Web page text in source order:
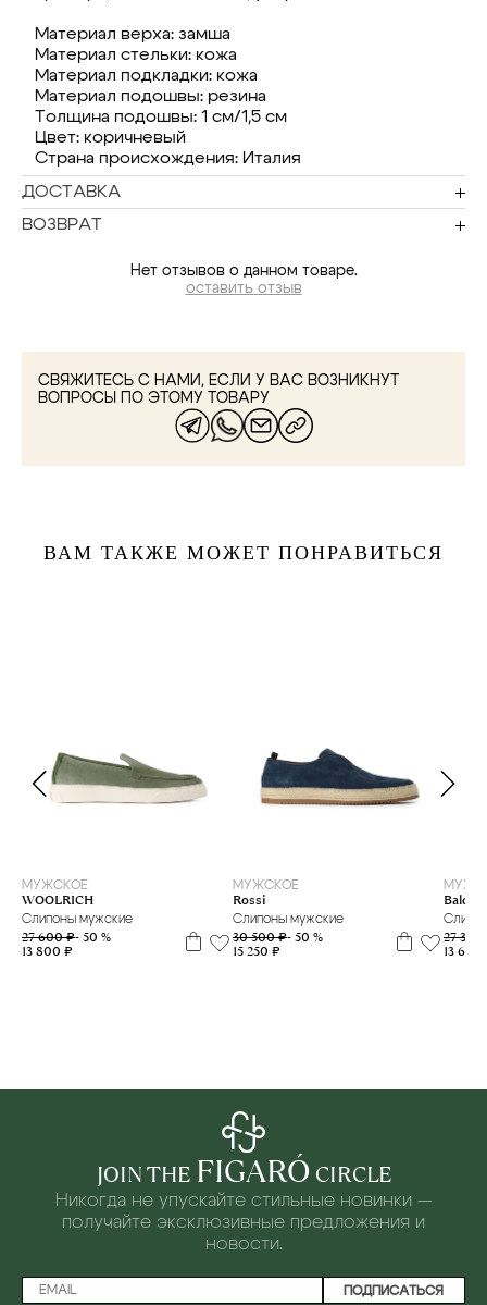
Материал верха: замша
Материал стельки: кожа
Материал подкладки: кожа
Материал подошвы: резина
Толщина подошвы: 1 см/1,5 см
Цвет: коричневый
Страна происхождения: Италия
ДОСТАВКА
ВОЗВРАТ
Нет отзывов о данном товаре.
оставить отзыв
СВЯЖИТЕСЬ С НАМИ, ЕСЛИ У ВАС ВОЗНИКНУТ
ВОПРОСЫ ПО ЭТОМУ ТОВАРУ
ВАМ ТАКЖЕ МОЖЕТ ПОНРАВИТЬСЯ
МУЖСКОЕ
WOOLRICH
Слипоны мужские
27 600 ₽- 50 %
13 800 ₽
МУЖСКОЕ
Rossi
Слипоны мужские
30 500 ₽- 50 %
15 250 ₽
27
13 650
JOIN THE FIGARÓ CIRCLE
Никогда не упускайте стильные новинки —
получайте эксклюзивные предложения и
новости.
ПОДПИСАТЬСЯ